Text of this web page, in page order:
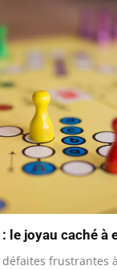
le joyau caché à
frustrantes à